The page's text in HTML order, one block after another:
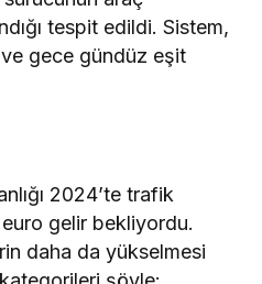
tespit edildi. Sistem,
gece gündüz eşit
2024’te trafik
gelir bekliyordu.
daha da yükselmesi